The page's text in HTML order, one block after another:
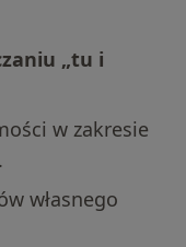
„tu i
w zakresie
własnego